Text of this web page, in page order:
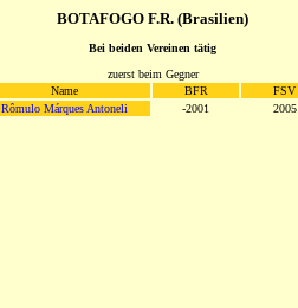
BOTAFOGO F.R. (Brasilien)
Bei beiden Vereinen tätig
zuerst beim Gegner
Name
BFR
FSV
Rômulo Márques Antoneli
-2001 2005